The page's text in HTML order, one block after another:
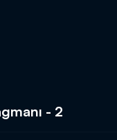
- 2